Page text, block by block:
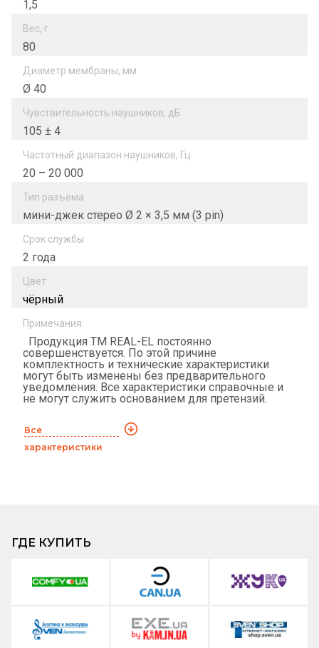
1,5
Вес, г
80
Диаметр мембраны, мм
Ø 40
Чувствительность наушников, дБ
105 ± 4
Частотный диапазон наушников, Гц
20 – 20 000
Тип разъема
мини-джек стерео Ø 2 × 3,5 мм (3 pin)
Срок службы
2 года
Цвет
чёрный
Примечания:
Продукция ТМ REAL-EL постоянно
совершенствуется. По этой причине
комплектность и технические характеристики
могут быть изменены без предварительного
уведомления. Все характеристики справочные и
не могут служить основанием для претензий.
Все
характеристики
ГДЕ КУПИТЬ